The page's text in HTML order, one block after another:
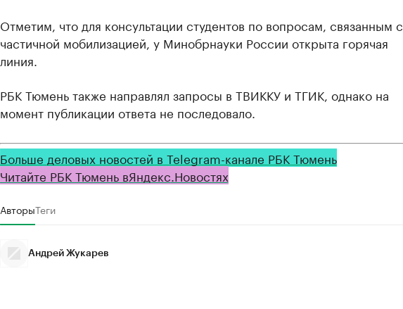
Отметим, что для консультации студентов по вопросам, связанным с
частичной мобилизацией, у Минобрнауки России открыта горячая
линия.
РБК Тюмень также направлял запросы в ТВИККУ и ТГИК, однако на
момент публикации ответа не последовало.
Больше деловых новостей в Telegram-канале РБК Тюмень
Читайте РБК Тюмень вЯндекс .Новостях
АвторыТеги
Андрей Жукарев